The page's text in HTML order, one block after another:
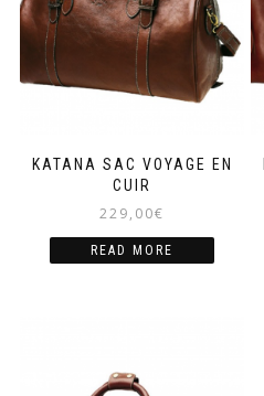
KATANA SAC VOYAGE EN
CUIR
229,00€
READ MORE